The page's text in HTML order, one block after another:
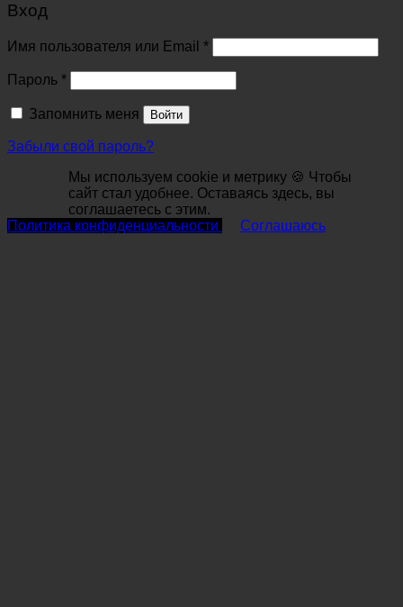
Вход
Имя пользователя или Email *Обязательно
Пароль *Обязательно
Запомнить меня Войти
Забыли свой пароль?
Мы используем cookie и метрику 🍪 Чтобы
сайт стал удобнее. Оставаясь здесь, вы
соглашаетесь с этим.
Политика конфиденциальности
Соглашаюсь